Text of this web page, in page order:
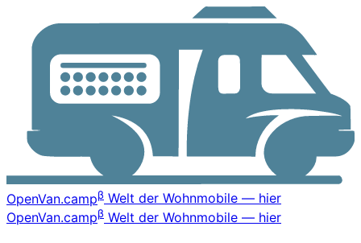
OpenVan.campβ Welt der Wohnmobile — hier
OpenVan.campβ Welt der Wohnmobile — hier